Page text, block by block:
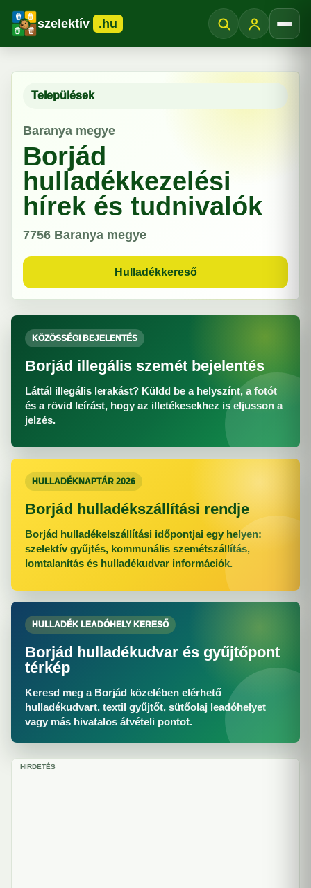
szelektív .hu
Települések
Baranya megye
Borjád
hulladékkezelési
hírek és tudnivalók
7756 Baranya megye
Hulladékkereső
KÖZÖSSÉGI BEJELENTÉS
Borjád illegális szemét bejelentés
Láttál illegális lerakást? Küldd be a helyszínt, a fotót
és a rövid leírást, hogy az illetékesekhez is eljusson a
jelzés.
HULLADÉKNAPTÁR 2026
Borjád hulladékszállítási rendje
Borjád hulladékelszállítási időpontjai egy helyen:
szelektív gyűjtés, kommunális szemétszállítás,
lomtalanítás és hulladékudvar információk.
HULLADÉK LEADÓHELY KERESŐ
Borjád hulladékudvar és gyűjtőpont
térkép
Keresd meg a Borjád közelében elérhető
hulladékudvart, textil gyűjtőt, sütőolaj leadóhelyet
vagy más hivatalos átvételi pontot.
HIRDETÉS